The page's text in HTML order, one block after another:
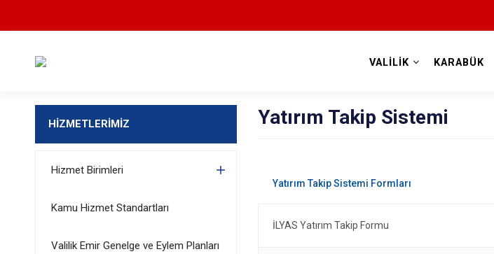
VALİLİK KARABÜK
HİZMETLERİMİZ
Hizmet Birimleri
Kamu Hizmet Standartları
Valilik Emir Genelge ve Eylem Planları
Yatırım Takip Sistemi
İLYAS Yatırım Takip Formu